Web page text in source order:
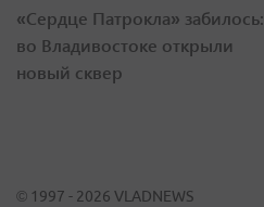
«Сердце Патрокла» забилось:
во Владивостоке открыли
новый сквер
© 1997 - 2026 VLADNEWS